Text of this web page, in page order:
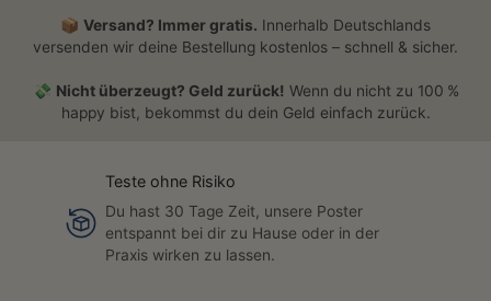
📦 Versand? Immer gratis. Innerhalb Deutschlands
versenden wir deine Bestellung kostenlos – schnell & sicher.
💸 Nicht überzeugt? Geld zurück! Wenn du nicht zu 100 %
happy bist, bekommst du dein Geld einfach zurück.
Teste ohne Risiko
Du hast 30 Tage Zeit, unsere Poster
entspannt bei dir zu Hause oder in der
Praxis wirken zu lassen.